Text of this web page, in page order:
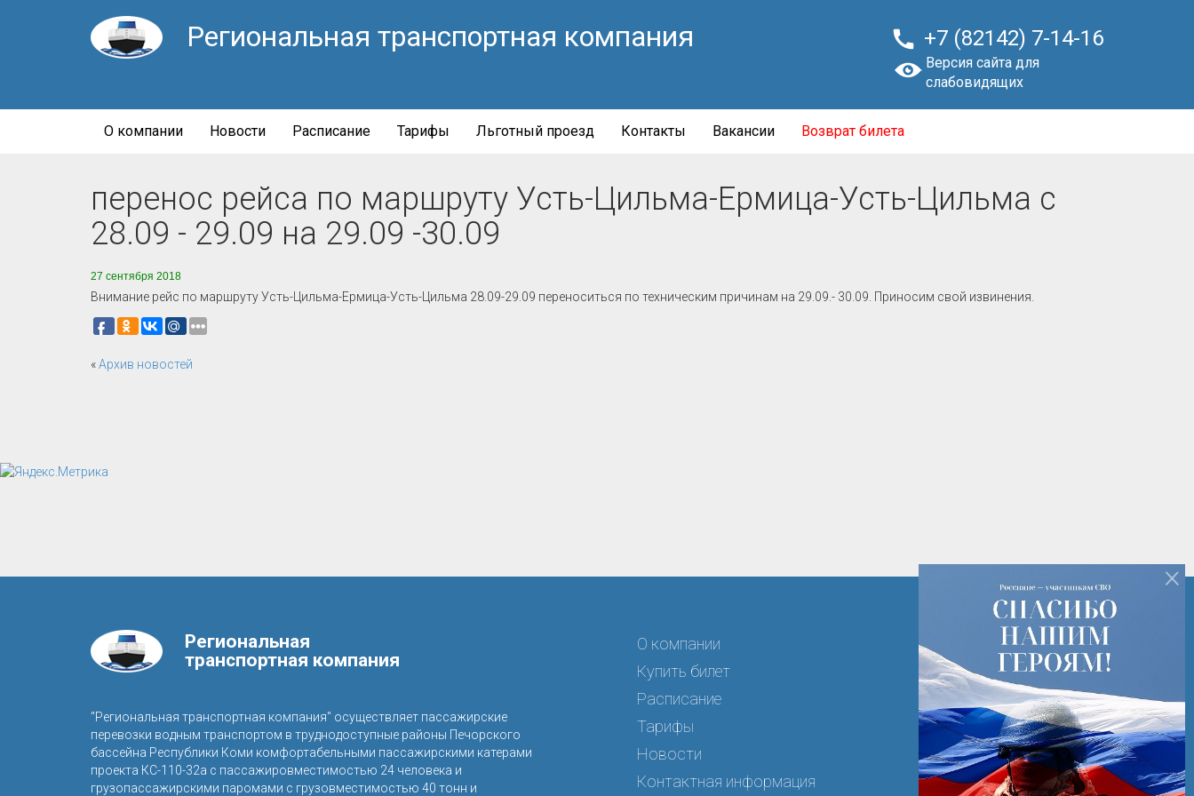
Региональная транспортная компания  +7 (82142) 7-14-16
Версия сайта для
слабовидящих
О компании Новости Расписание Тарифы Льготный проезд Контакты Вакансии Возврат билета
перенос рейса по маршруту Усть-Цильма-Ермица-Усть-Цильма с
28.09 - 29.09 на 29.09 -30.09
27 сентября 2018
Внимание рейс по маршруту Усть-Цильма-Ермица-Усть-Цильма 28.09-29.09 переноситься по техническим причинам на 29.09.- 30.09. Приносим свой извинения.
«Архив новостей
Региональная
транспортная компания
"Региональная транспортная компания" осуществляет пассажирские
перевозки водным транспортом в труднодоступные районы Печорского
бассейна Республики Коми комфортабельными пассажирскими катерами
проекта КС-110-32а с пассажировместимостью 24 человека и
грузопассажирскими паромами с грузовместимостью 40 тонн и
О компании
Купить билет
Расписание
Тарифы
Новости
Контактная информация
+7 (82142) 7-14-16
+7 (82142) 3-28-15
РК г. Печора ул. Лесная д. 2
ooortk-2011@mail.ru
×